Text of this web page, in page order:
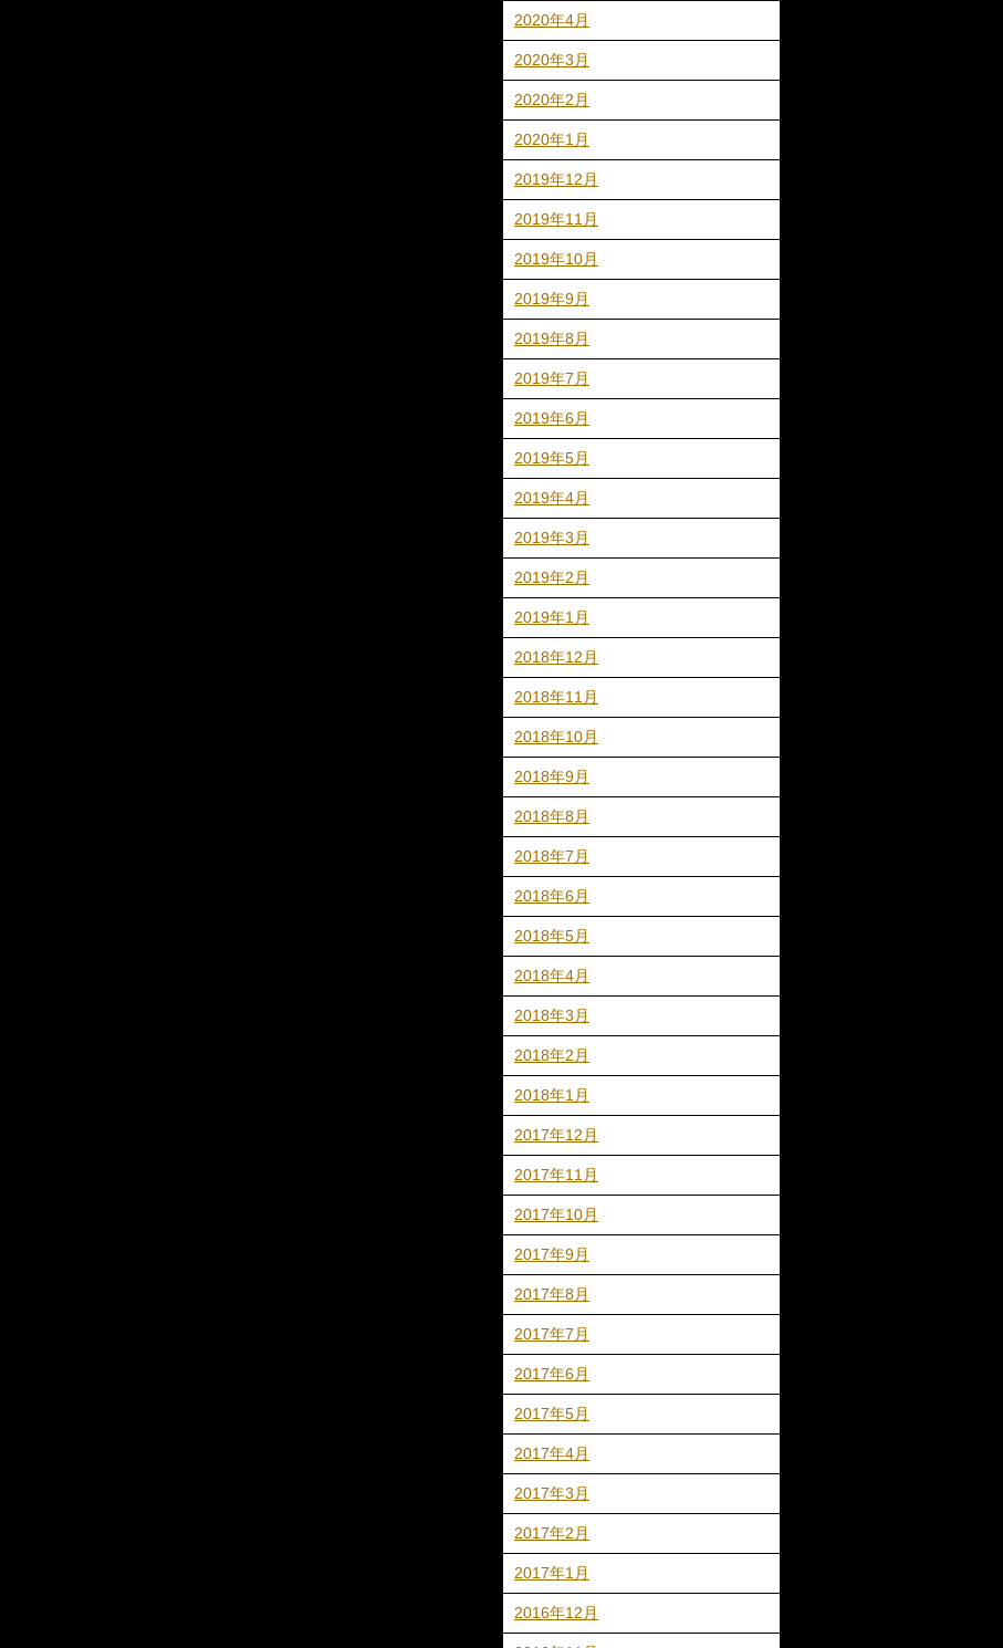
2020年4月
2020年3月
2020年2月
2020年1月
2019年12月
2019年11月
2019年10月
2019年9月
2019年8月
2019年7月
2019年6月
2019年5月
2019年4月
2019年3月
2019年2月
2019年1月
2018年12月
2018年11月
2018年10月
2018年9月
2018年8月
2018年7月
2018年6月
2018年5月
2018年4月
2018年3月
2018年2月
2018年1月
2017年12月
2017年11月
2017年10月
2017年9月
2017年8月
2017年7月
2017年6月
2017年5月
2017年4月
2017年3月
2017年2月
2017年1月
2016年12月